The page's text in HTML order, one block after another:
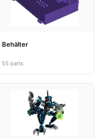
Behälter
55 parts